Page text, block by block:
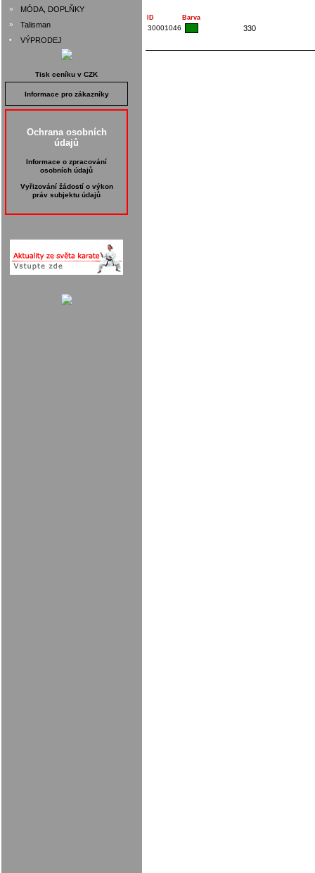
» MÓDA, DOPLŇKY
» Talisman
• VÝPRODEJ
Tisk ceníku v CZK
Informace pro zákazníky
Ochrana osobních
údajů
Informace o zpracování
osobních údajů
Vyřizování žádostí o výkon
práv subjektu údajů
ID Barva
30001046 330